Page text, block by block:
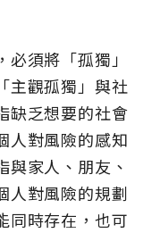
須將「孤獨」
主觀孤獨」與社
缺乏想要的社會
人對風險的感知
家人、朋友、
人對風險的規劃
同時存在，也可